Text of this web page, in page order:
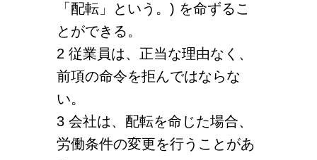
「配転」という。) を命ずるこ
とができる。
2 従業員は、正当な理由なく、
前項の命令を拒んではならな
い。
3 会社は、配転を命じた場合、
労働条件の変更を行うことがあ